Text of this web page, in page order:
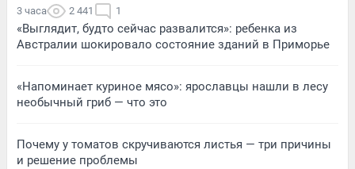
3 часа 2 441 1
«Выглядит, будто сейчас развалится»: ребенка из
Австралии шокировало состояние зданий в Приморье
«Напоминает куриное мясо»: ярославцы нашли в лесу
необычный гриб — что это
Почему у томатов скручиваются листья — три причины
и решение проблемы